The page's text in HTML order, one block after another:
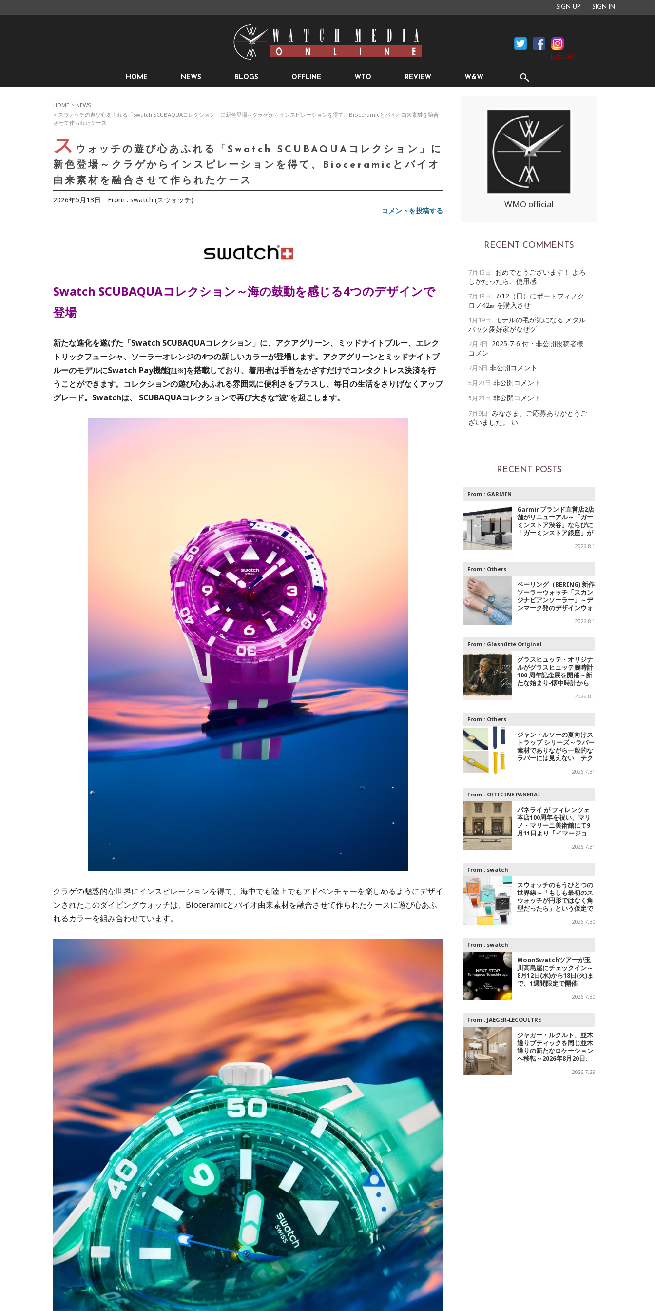
SIGN UP SIGN IN
[お知らせ]
HOME NEWS BLOGS OFFLINE WTO REVIEW W&W
HOME > NEWS
> スウォッチの遊び心あふれる「Swatch SCUBAQUAコレクション」に新色登場～クラゲからインスピレーションを得て、Bioceramicとバイオ由来素材を融合
させて作られたケース
ス ウォッチの遊び心あふれる「Swatch SCUBAQUAコレクション」に
新色登場～クラゲからインスピレーションを得て、Bioceramicとバイオ
由来素材を融合させて作られたケース
2026年5月13日 From : swatch (スウォッチ)
コメントを投稿する
Swatch SCUBAQUAコレクション～海の鼓動を感じる4つのデザインで
登場
新たな進化を遂げた「Swatch SCUBAQUAコレクション」に、アクアグリーン、ミッドナイトブルー、エレク
トリックフューシャ、ソーラーオレンジの4つの新しいカラーが登場します。アクアグリーンとミッドナイトブ
ルーのモデルにSwatch Pay機能[註※]を搭載しており、着用者は手首をかざすだけでコンタクトレス決済を行
うことができます。コレクションの遊び心あふれる雰囲気に便利さをプラスし、毎日の生活をさりげなくアップ
グレード。Swatchは、 SCUBAQUAコレクションで再び大きな“波”を起こします。
クラゲの魅惑的な世界にインスピレーションを得て、海中でも陸上でもアドベンチャーを楽しめるようにデザイ
ンされたこのダイビングウォッチは、Bioceramicとバイオ由来素材を融合させて作られたケースに遊び心あふ
れるカラーを組み合わせています。
WMO official
RECENT COMMENTS
7月15日
おめでとうございます！ よろ
しかたったら、使用感
7月13日
7/12（日）にポートフィノク
ロノ42㎜を購入させ
1月19日
モデルの毛が気になる メタル
バック愛好家がなぜグ
7月7日
2025-7-6 付・非公開投稿者様
コメン
7月6日 非公開コメント
5月23日 非公開コメント
5月23日 非公開コメント
7月9日 みなさま、ご応募ありがとうご
ざいました。 い
RECENT POSTS
From : GARMIN
Garminブランド直営店2店
舗がリニューアル～「ガー
ミンストア渋谷」ならびに
「ガーミンストア銀座」が
2026.8.1
From : Others
ベーリング（BERING) 新作
ソーラーウォッチ「スカン
ジナビアンソーラー」～デ
ンマーク発のデザインウォ
スブルー」コレクション
2026.8.1
From : Glashütte Original
グラスヒュッテ・オリジナ
ルがグラスヒュッテ腕時計
100 周年記念展を開催～新
たな始まり-懐中時計から
2026.8.1
From : Others
ジャン・ルソーの夏向けス
トラップ シリーズ～ラバー
素材でありながら一般的な
ラバーには見えない「テク
2026.7.31
From : OFFICINE PANERAI
パネライ が フィレンツェ
本店100周年を祝い、マリ
ノ・マリーニ美術館にて9
月11日より「イマージョ
キシビションを開催2026.7.31
From : swatch
スウォッチのもうひとつの
世界線～「もしも最初のス
ウォッチが円形ではなく角
型だったら」という仮定で
2026.7.30
From : swatch
MoonSwatchツアーが玉
川高島屋にチェックイン～
8月12日(水)から18日(火)ま
で、1週間限定で開催
2026.7.30
From : JAEGER-LECOULTRE
ジャガー・ルクルト、並木
通りブティックを同じ並木
通りの新たなロケーション
へ移転～2026年8月20日、
2026.7.29